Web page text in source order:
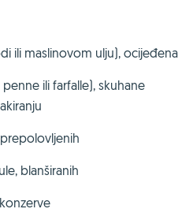
ili maslinovom ulju), ocijeđena
ili farfalle), skuhane
prepolovljenih
blanširanih